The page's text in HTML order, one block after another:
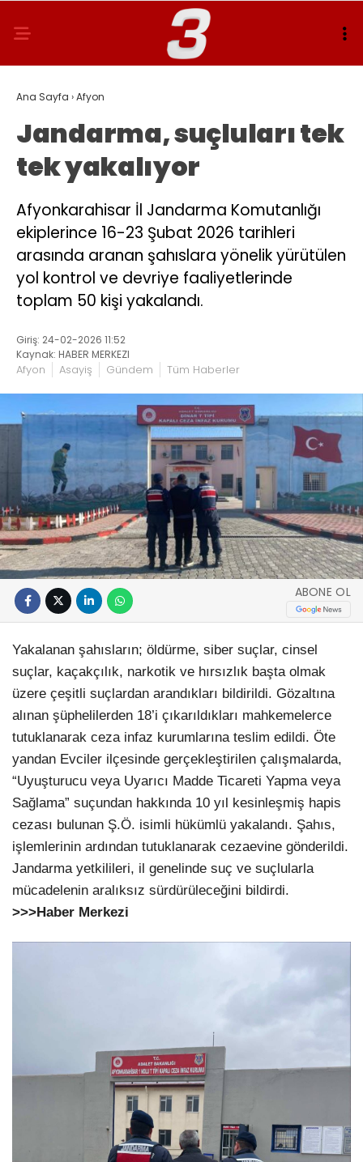
Ana Sayfa ›Afyon
Jandarma, suçluları tek
tek yakalıyor
Afyonkarahisar İl Jandarma Komutanlığı
ekiplerince 16-23 Şubat 2026 tarihleri
arasında aranan şahıslara yönelik yürütülen
yol kontrol ve devriye faaliyetlerinde
toplam 50 kişi yakalandı.
Giriş: 24-02-2026 11:52
Kaynak: HABER MERKEZI
Afyon Asayiş Gündem Tüm Haberler
ABONE OL
Yakalanan şahısların; öldürme, siber suçlar, cinsel
suçlar, kaçakçılık, narkotik ve hırsızlık başta olmak
üzere çeşitli suçlardan arandıkları bildirildi. Gözaltına
alınan şüphelilerden 18’i çıkarıldıkları mahkemelerce
tutuklanarak ceza infaz kurumlarına teslim edildi. Öte
yandan Evciler ilçesinde gerçekleştirilen çalışmalarda,
“Uyuşturucu veya Uyarıcı Madde Ticareti Yapma veya
Sağlama” suçundan hakkında 10 yıl kesinleşmiş hapis
cezası bulunan Ş.Ö. isimli hükümlü yakalandı. Şahıs,
işlemlerinin ardından tutuklanarak cezaevine gönderildi.
Jandarma yetkilileri, il genelinde suç ve suçlularla
mücadelenin aralıksız sürdürüleceğini bildirdi.
>>>Haber Merkezi